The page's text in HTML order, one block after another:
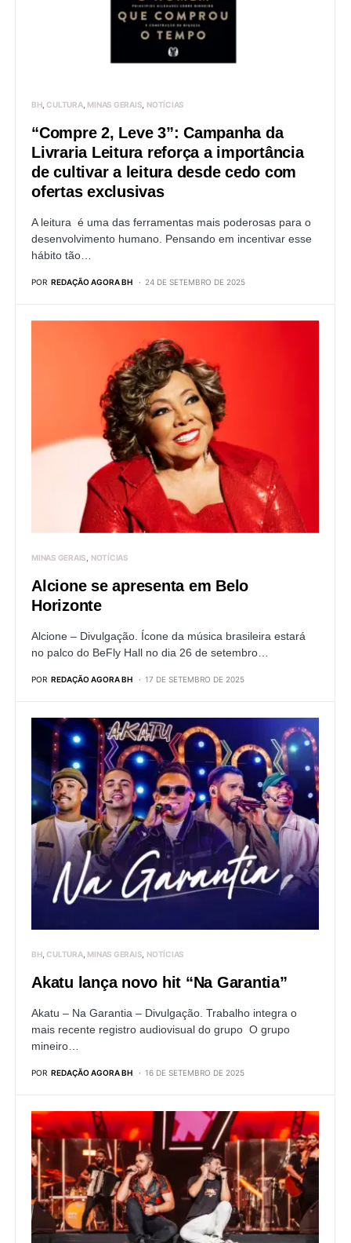
BH CULTURA MINAS GERAIS NOTÍCIAS
“Compre 2, Leve 3”: Campanha da
Livraria Leitura reforça a importância
de cultivar a leitura desde cedo com
ofertas exclusivas
A leitura é uma das ferramentas mais poderosas para o
desenvolvimento humano. Pensando em incentivar esse
hábito tão…
POR REDAÇÃO AGORA BH 24 DE SETEMBRO DE 2025
MINAS GERAIS NOTÍCIAS
Alcione se apresenta em Belo
Horizonte
Alcione – Divulgação. Ícone da música brasileira estará
no palco do BeFly Hall no dia 26 de setembro…
POR REDAÇÃO AGORA BH 17 DE SETEMBRO DE 2025
BH CULTURA MINAS GERAIS NOTÍCIAS
Akatu lança novo hit “Na Garantia”
Akatu – Na Garantia – Divulgação. Trabalho integra o
mais recente registro audiovisual do grupo O grupo
mineiro…
POR REDAÇÃO AGORA BH 16 DE SETEMBRO DE 2025